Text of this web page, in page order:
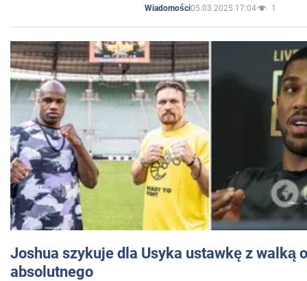
Wiadomości05.03.2025 17:04 1
Joshua szykuje dla Usyka ustawkę z walką
absolutnego